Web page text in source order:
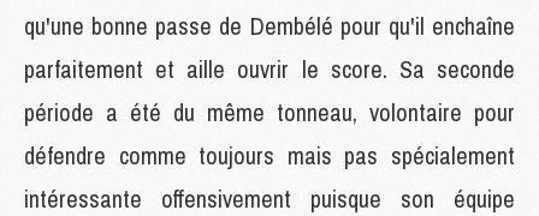
qu'une bonne passe de Dembélé pour qu'il enchaîne
parfaitement et aille ouvrir le score. Sa seconde
période a été du même tonneau, volontaire pour
défendre comme toujours mais pas spécialement
intéressante offensivement puisque son équipe